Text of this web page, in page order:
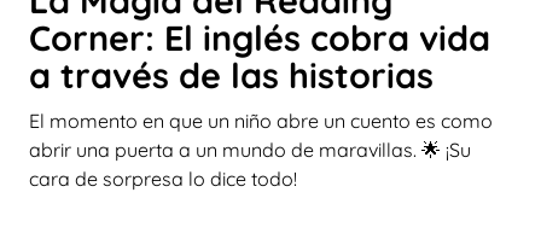
Corner: El inglés cobra vida
a través de las historias
El momento en que un niño abre un cuento es como
abrir una puerta a un mundo de maravillas. 🌟 ¡Su
cara de sorpresa lo dice todo!